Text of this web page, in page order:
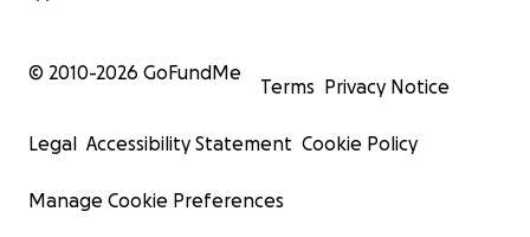
© 2010-2026 GoFundMe
Terms Privacy Notice
Legal Accessibility Statement Cookie Policy
Manage Cookie Preferences